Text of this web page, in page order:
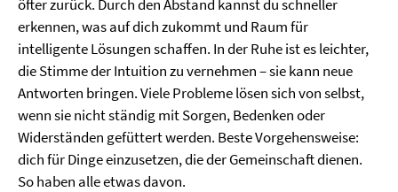
öfter zurück. Durch den Abstand kannst du schneller
erkennen, was auf dich zukommt und Raum für
intelligente Lösungen schaffen. In der Ruhe ist es leichter,
die Stimme der Intuition zu vernehmen – sie kann neue
Antworten bringen. Viele Probleme lösen sich von selbst,
wenn sie nicht ständig mit Sorgen, Bedenken oder
Widerständen gefüttert werden. Beste Vorgehensweise:
dich für Dinge einzusetzen, die der Gemeinschaft dienen.
So haben alle etwas davon.